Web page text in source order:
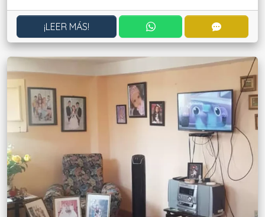
¡LEER MÁS! CONTACTAR POR